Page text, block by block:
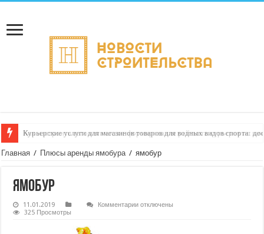
Курьерские услуги для магазинов товаров для водных видов спорта:
Как настроить автоматическое формирование рейтинга курьеров по
Главная / Плюсы аренды ямобура / ямобур
ямобур
11.01.2019 Комментариикотключены
325 Просмотры